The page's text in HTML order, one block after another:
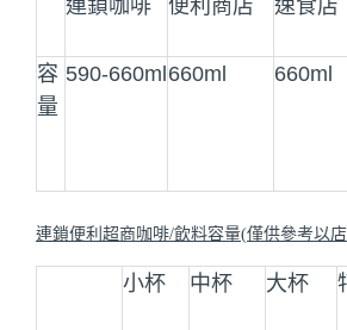
連鎖咖啡 便利商店 速食
容
量
590-660ml660ml 660ml
連鎖便利超商咖啡/飲料容量(僅供參考以
小杯 中杯 大杯